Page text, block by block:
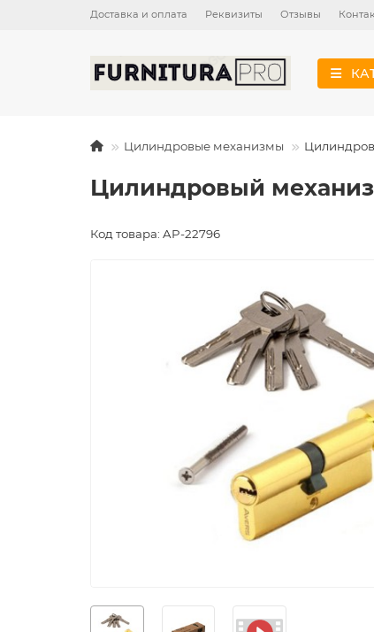
Доставка и оплата Реквизиты Отзывы
Цилиндровые механизмы
Цилиндровый
Код товара: AP-22796